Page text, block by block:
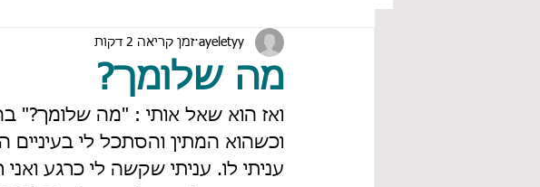
ניהול זמן קריירה שכר
גיל המעבר הכנה לראיון עבודה
מה שלומך?
ayeletyy זמן קריאה 2 דקות
ואז הוא שאל אותי : "מה שלומך?"
וכשהוא המתין והסתכל לי בעיניים
עניתי לו. עניתי שקשה לי כרגע